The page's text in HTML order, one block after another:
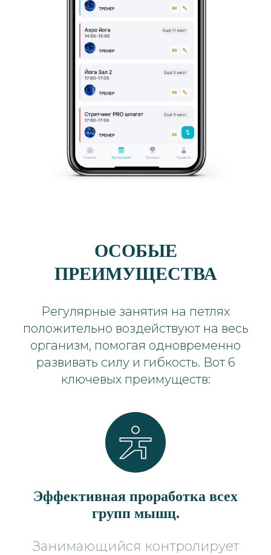
ОСОБЫЕ
ПРЕИМУЩЕСТВА
Регулярные занятия на петлях
положительно воздействуют на весь
организм, помогая одновременно
развивать силу и гибкость. Вот 6
ключевых преимуществ:
Эффективная проработка всех
групп мышц.
Занимающийся контролирует